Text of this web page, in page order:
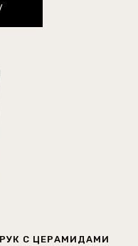
С ЦЕРАМИДАМИ